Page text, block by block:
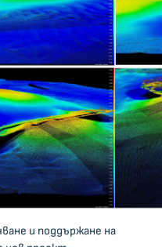
и поддържане на